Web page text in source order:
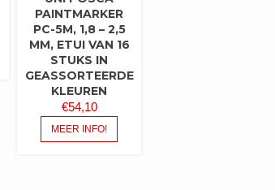
PAINTMARKER
PC-5M, 1,8 – 2,5
MM, ETUI VAN 16
STUKS IN
GEASSORTEERDE
KLEUREN
€54,10
MEER INFO!